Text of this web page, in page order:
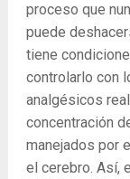
proceso que
puede
tiene
controlarlo con
analgésicos
concentración
manejados por
el cerebro. Así,